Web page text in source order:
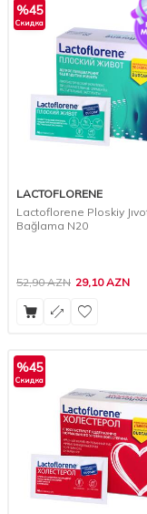
%45
Скидка
LACTOFLORENE
Lactoflorene Ploskiy
Bağlama N20
52,90AZN 29,10AZN
%45
Скидка